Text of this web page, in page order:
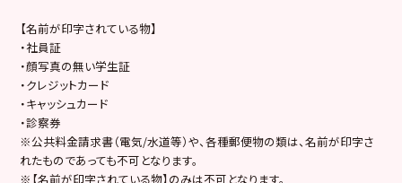
【名前が印字されている物】
・社員証
・顔写真の無い学生証
・クレジットカード
・キャッシュカード
・診察券
※公共料金請求書（電気/水道等）や、各種郵便物の類は、名前が印字さ
れたものであっても不可となります。
※【名前が印字されている物】のみは不可となります。